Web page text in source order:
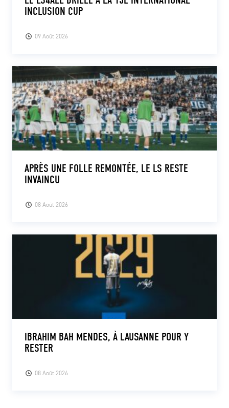
09 Août 2026
INCLUSION CUP
08 Août 2026
APRÈS UNE FOLLE REMONTÉE, LE LS RESTE
INVAINCU
08 Août 2026
IBRAHIM BAH MENDES, À LAUSANNE POUR Y
RESTER